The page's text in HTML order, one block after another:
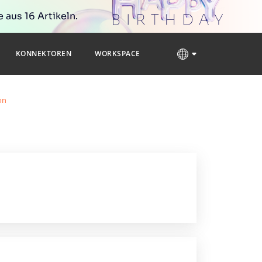
aus 16 Artikeln.
KONNEKTOREN WORKSPACE